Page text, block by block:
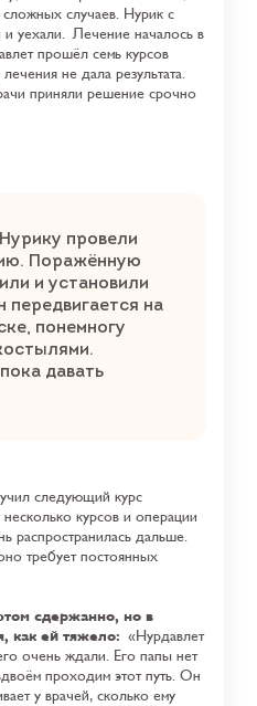
сложных случаев. Нурик с
и уехали.Лечение началось в
прошёл семь курсов
не дала результата.
приняли решение срочно
провели
Поражённую
и установили
передвигается на
понемногу
давать
следующий курс
курсов и операции
распространилась дальше.
требует постоянных
сдержанно, но в
как ей тяжело: «Нурдавлет
очень ждали. Его папы нет
проходим этот путь. Он
у врачей, сколько ему